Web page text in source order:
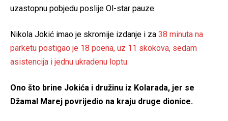
uzastopnu pobjedu poslije Ol-star pauze.
Nikola Jokić imao je skromije izdanje i za 38 minuta na
parketu postigao je 18 poena, uz 11 skokova, sedam
asistencija i jednu ukradenu loptu.
Ono što brine Jokića i družinu iz Kolarada, jer se
Džamal Marej povrijedio na kraju druge dionice.